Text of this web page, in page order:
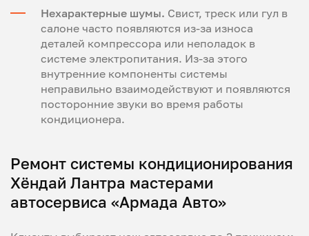
Нехарактерные шумы. Свист, треск или гул в
салоне часто появляются из-за износа
деталей компрессора или неполадок в
системе электропитания. Из-за этого
внутренние компоненты системы
неправильно взаимодействуют и появляются
посторонние звуки во время работы
кондиционера.
Ремонт системы кондиционирования
Хёндай Лантра мастерами
автосервиса «Армада Авто»